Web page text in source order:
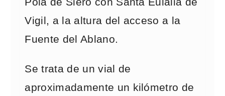
Vigil, a la altura del acceso a la
Fuente del Ablano.
Se trata de un vial de
aproximadamente un kilómetro de